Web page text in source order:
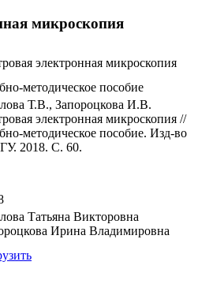
микроскопия
электронная микроскопия
методическое пособие
Т.В., Запороцкова И.В.
электронная микроскопия //
методическое пособие. Изд-во
2018. С. 60.
Татьяна Викторовна
Ирина Владимировна